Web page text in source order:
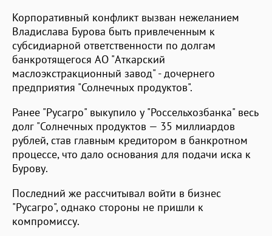
Корпоративный конфликт вызван нежеланием
Владислава Бурова быть привлеченным к
субсидиарной ответственности по долгам
банкротящегося АО "Аткарский
маслоэкстракционный завод" - дочернего
предприятия "Солнечных продуктов".
Ранее "Русагро" выкупило у "Россельхозбанка" весь
долг "Солнечных продуктов — 35 миллиардов
рублей, став главным кредитором в банкротном
процессе, что дало основания для подачи иска к
Бурову.
Последний же рассчитывал войти в бизнес
"Русагро", однако стороны не пришли к
компромиссу.